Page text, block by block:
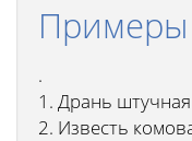
Примеры
.
1. Дрань
2. Известь